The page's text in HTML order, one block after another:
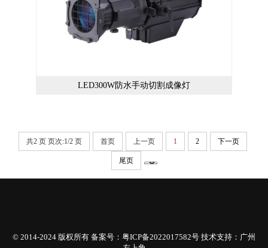
LED300W防水手动切割成像灯
共2 页 页次:1/2 页 首页 上一页 1 2 下一页
尾页
© 2014-2024 版权所有 备案号： 粤ICP备2022017582号 技术支持： 广州